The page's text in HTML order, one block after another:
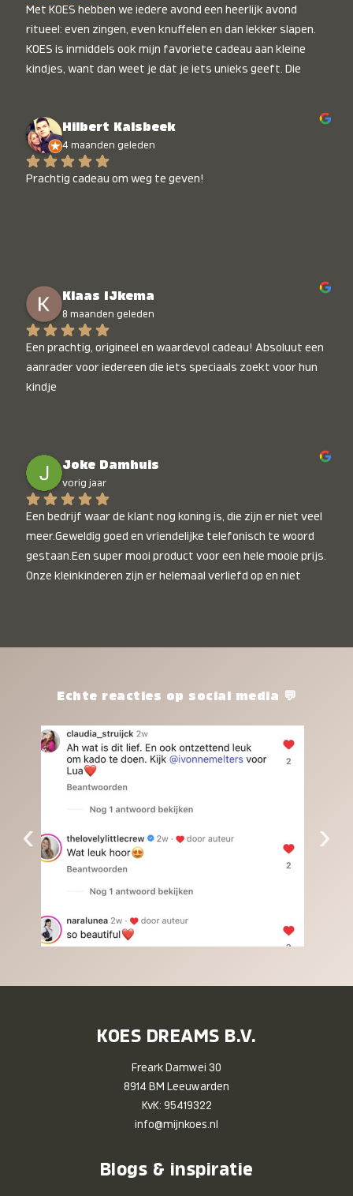
Met KOES hebben we iedere avond een heerlijk avond
ritueel: even zingen, even knuffelen en dan lekker slapen.
KOES is inmiddels ook mijn favoriete cadeau aan kleine
kindjes, want dan weet je dat je iets unieks geeft. Die
Hilbert Kalsbeek
4 maanden geleden
Prachtig cadeau om weg te geven!
Klaas IJkema
8 maanden geleden
Een prachtig, origineel en waardevol cadeau! Absoluut een
aanrader voor iedereen die iets speciaals zoekt voor hun
kindje
Joke Damhuis
vorig jaar
Een bedrijf waar de klant nog koning is, die zijn er niet veel
meer.Geweldig goed en vriendelijke telefonisch te woord
gestaan.Een super mooi product voor een hele mooie prijs.
Onze kleinkinderen zijn er helemaal verliefd op en niet
het waard.Echte reacties op social media 💬
‹ ›
KOES DREAMS B.V.
Freark Damwei 30
8914 BM Leeuwarden
KvK: 95419322
info@mijnkoes.nl
Blogs & inspiratie